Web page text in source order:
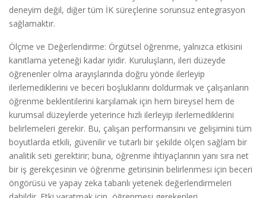
deneyim değil, diğer tüm İK süreçlerine sorunsuz entegrasyon
sağlamaktır.
Ölçme ve Değerlendirme: Örgütsel öğrenme, yalnızca etkisini
kanıtlama yeteneği kadar iyidir. Kuruluşların, ileri düzeyde
öğrenenler olma arayışlarında doğru yönde ilerleyip
ilerlemediklerini ve beceri boşluklarını doldurmak ve çalışanların
öğrenme beklentilerini karşılamak için hem bireysel hem de
kurumsal düzeylerde yeterince hızlı ilerleyip ilerlemediklerini
belirlemeleri gerekir. Bu, çalışan performansını ve gelişimini tüm
boyutlarda etkili, güvenilir ve tutarlı bir şekilde ölçen sağlam bir
analitik seti gerektirir; buna, öğrenme ihtiyaçlarının yanı sıra net
bir iş gerekçesinin ve öğrenme getirisinin belirlenmesi için beceri
öngörüsü ve yapay zeka tabanlı yetenek değerlendirmeleri